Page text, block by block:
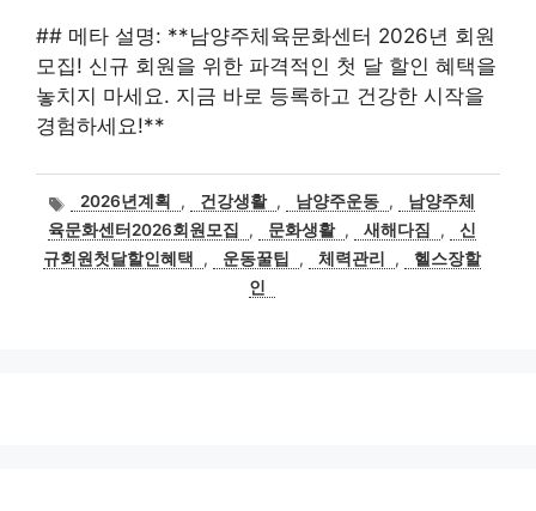
## 메타 설명: **남양주체육문화센터 2026년 회원
모집! 신규 회원을 위한 파격적인 첫 달 할인 혜택을
놓치지 마세요. 지금 바로 등록하고 건강한 시작을
경험하세요!**
태
그
2026년계획 , 건강생활 , 남양주운동 ,
남양주체
육문화센터2026회원모집
, 문화생활 , 새해다짐 ,
신
규회원첫달할인혜택
, 운동꿀팁 , 체력관리 ,
헬스장할
인